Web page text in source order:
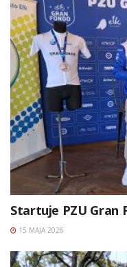
Startuje PZU Gran
15 MAJA 2026